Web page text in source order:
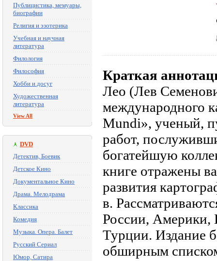
Публицистика, мемуары,
биографии
Религия и эзотерика
Учебная и научная
литература
Филология
Философия
Хобби и досуг
Художественная
литература
View All
DVD
Детектив, Боевик
Детское Кино
Документальное Кино
Драма. Мелодрама
Классика
Комедия
Музыка. Опера. Балет
Русский Сериал
Юмор, Сатира
Краткая
Лео (Лев
международного
Mundi», ученый,
работ,
богатейшую
книге отражены
развития
в.
России,
Турции. Издание
обширным